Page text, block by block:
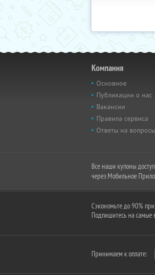
Компания
Основное
Публикации о нас
Вакансии
Правила сервиса
Ответы на вопросы
Все наши купоны
через Мобильное
Сэкономьте до 90%
Подпишитесь на самые
Принимаем к оплате: